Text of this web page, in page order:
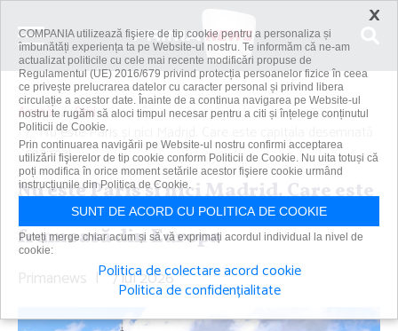
Acasă
Știri
Nu este Paris şi nici Madrid. Care este capitala desemnată
cea mai...
Nu este Paris şi nici Madrid. Care este
capitala desemnată cea mai
frumoasă din Europa
Primanews | 7 iul 2026
×
COMPANIA utilizează fişiere de tip cookie pentru a personaliza și
îmbunătăți experiența ta pe Website-ul nostru. Te informăm că ne-am
actualizat politicile cu cele mai recente modificări propuse de
Regulamentul (UE) 2016/679 privind protecția persoanelor fizice în ceea
ce privește prelucrarea datelor cu caracter personal și privind libera
circulație a acestor date. Înainte de a continua navigarea pe Website-ul
nostru te rugăm să aloci timpul necesar pentru a citi și înțelege conținutul
Politicii de Cookie.
Prin continuarea navigării pe Website-ul nostru confirmi acceptarea
utilizării fişierelor de tip cookie conform Politicii de Cookie. Nu uita totuși că
poți modifica în orice moment setările acestor fişiere cookie urmând
instrucțiunile din Politica de Cookie.
SUNT DE ACORD CU POLITICA DE COOKIE
Puteți merge chiar acum și să vă exprimați acordul individual la nivel de
cookie:
Politica de colectare acord cookie
Politica de confidențialitate